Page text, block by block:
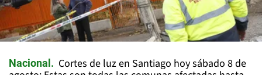
Nacional
Cortes de luz en Santiago hoy sábado 8 de